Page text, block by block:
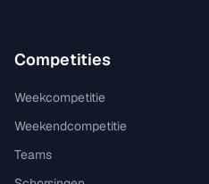
Competities
Weekcompetitie
Weekendcompetitie
Teams